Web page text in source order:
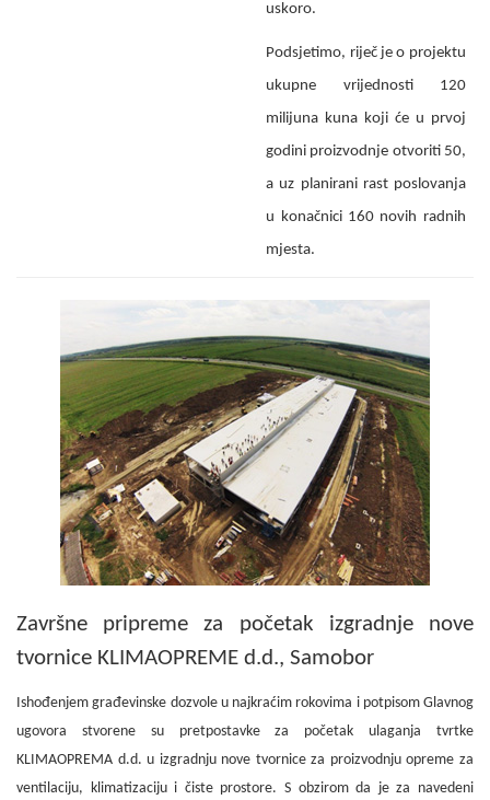
uskoro.
Podsjetimo, riječ je o projektu
ukupne vrijednosti 120
milijuna kuna koji će u prvoj
godini proizvodnje otvoriti 50,
a uz planirani rast poslovanja
u konačnici 160 novih radnih
mjesta.
Završne pripreme za početak izgradnje nove
tvornice KLIMAOPREME d.d., Samobor
Ishođenjem građevinske dozvole u najkraćim rokovima i potpisom Glavnog
ugovora stvorene su pretpostavke za početak ulaganja tvrtke
KLIMAOPREMA d.d. u izgradnju nove tvornice za proizvodnju opreme za
ventilaciju, klimatizaciju i čiste prostore. S obzirom da je za navedeni